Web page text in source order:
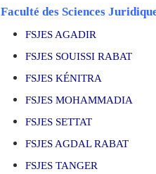
Faculté des Sciences
FSJES AGADIR
FSJES SOUISSI RABAT
FSJES KÉNITRA
FSJES MOHAMMADIA
FSJES SETTAT
FSJES AGDAL RABAT
FSJES TANGER